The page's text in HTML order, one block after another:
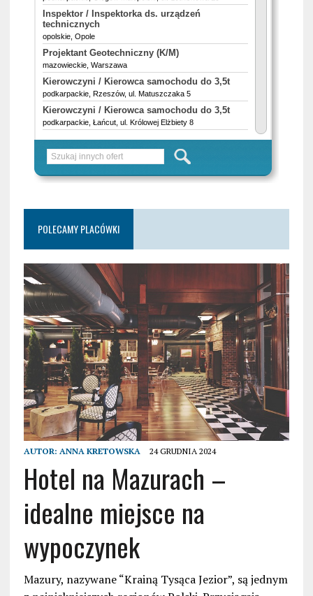
POLECAMY PLACÓWKI
AUTOR: ANNA KRETOWSKA 24 GRUDNIA 2024
Hotel na Mazurach –
idealne miejsce na
wypoczynek
Mazury, nazywane “Krainą Tysąca Jezior”, są jednym